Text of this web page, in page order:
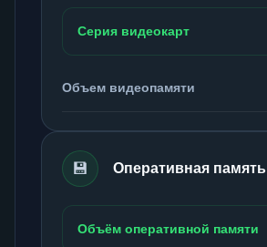
Серия видеокарт
Объем видеопамяти
💾 Оперативная память
Объём оперативной памяти